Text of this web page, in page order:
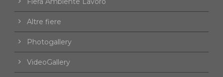
Altre fiere
Photogallery
VideoGallery